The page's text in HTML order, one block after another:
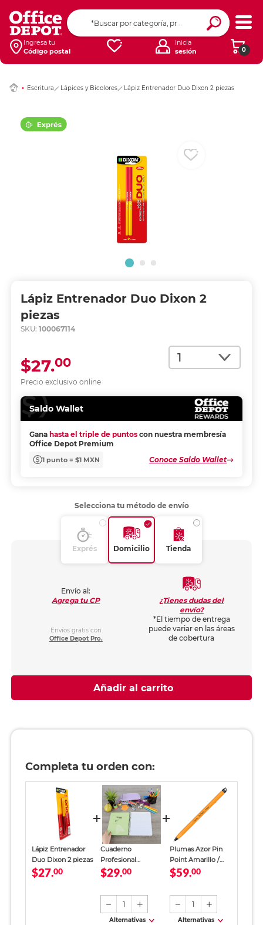
Ingresa tu
Código postal
0
Inicia
sesión
Escritura Lápices y Bicolores Lápiz Entrenador Duo Dixon 2 piezas
Lápiz Entrenador Duo Dixon 2
piezas
SKU: 100067114
Cantidad
Precio exclusivo online
$27.00
Saldo Wallet
Gana hasta el triple de puntos con nuestra membresía
Office Depot Premium
1 punto = $1 MXN Conoce Saldo Wallet
Ingresar Codigo
Selecciona tu método de envío
Exprés Domicilio Tienda
Envío al:
Agrega tu CP
Envíos gratis con
Office Depot Pro.
¿Tienes dudas del
envío?
*El tiempo de entrega
puede variar en las áreas
de cobertura
Añadir al carrito
Completa tu orden con:
Lápiz Entrenador
Duo Dixon 2 piezas
$27.00
Cuaderno
Profesional
SkyBook Go Plus
$29.00
1
Alternativas
Plumas Azor Pin
Point Amarillo /
Punto fino / Tinta
$59.00
1
Alternativas